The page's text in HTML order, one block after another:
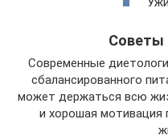
Советы
Современные
сбалансированного
может держаться всю
и хорошая мотивация